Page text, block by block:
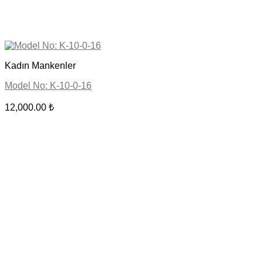
Kadın Mankenler
Model No: K-10-0-16
12,000.00 ₺